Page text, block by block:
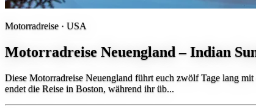
Motorradreise · USA
Motorradreise Neuengland – Indian
Diese Motorradreise Neuengland führt euch zwölf Tage lang
endet die Reise in Boston, während ihr üb...